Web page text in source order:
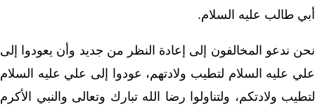
أبي طالب عليه السلام.
نحن ندعو المخالفون إلى إعادة النظر من جديد وأن يعودوا إلى
علي عليه السلام لتطيب ولادتهم، عودوا إلى علي عليه السلام
لتطيب ولادتكم، ولتناولوا رضا الله تبارك وتعالى والنبي الأكرم